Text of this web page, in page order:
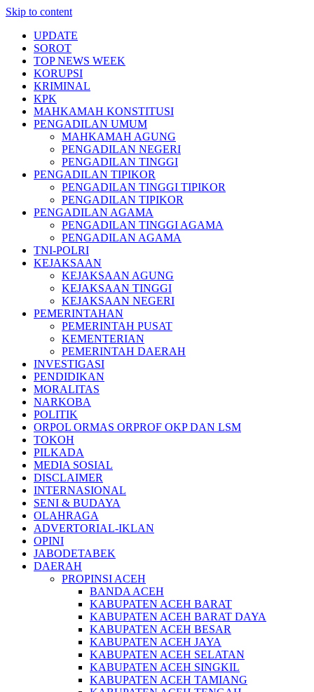
Skip to content
UPDATE
SOROT
TOP NEWS WEEK
KORUPSI
KRIMINAL
KPK
MAHKAMAH KONSTITUSI
PENGADILAN UMUM
MAHKAMAH AGUNG
PENGADILAN NEGERI
PENGADILAN TINGGI
PENGADILAN TIPIKOR
PENGADILAN TINGGI TIPIKOR
PENGADILAN TIPIKOR
PENGADILAN AGAMA
PENGADILAN TINGGI AGAMA
PENGADILAN AGAMA
TNI-POLRI
KEJAKSAAN
KEJAKSAAN AGUNG
KEJAKSAAN TINGGI
KEJAKSAAN NEGERI
PEMERINTAHAN
PEMERINTAH PUSAT
KEMENTERIAN
PEMERINTAH DAERAH
INVESTIGASI
PENDIDIKAN
MORALITAS
NARKOBA
POLITIK
ORPOL ORMAS ORPROF OKP DAN LSM
TOKOH
PILKADA
MEDIA SOSIAL
DISCLAIMER
INTERNASIONAL
SENI & BUDAYA
OLAHRAGA
ADVERTORIAL-IKLAN
OPINI
JABODETABEK
DAERAH
PROPINSI ACEH
BANDA ACEH
KABUPATEN ACEH BARAT
KABUPATEN ACEH BARAT DAYA
KABUPATEN ACEH BESAR
KABUPATEN ACEH JAYA
KABUPATEN ACEH SELATAN
KABUPATEN ACEH SINGKIL
KABUPATEN ACEH TAMIANG